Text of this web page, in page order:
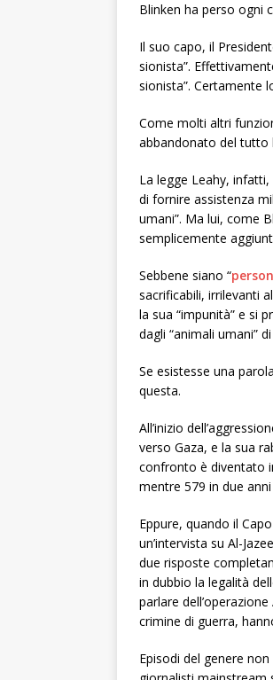
Blinken ha perso ogni
Il suo capo, il
sionista”.
sionista”. Certamente
Come molti altri
abbandonato del tutto
La legge Leahy,
di fornire assistenza
umani”. Ma lui, come
semplicemente
Sebbene siano “
sacrificabili, irrilevanti
la sua “impunità” e si
dagli “animali umani”
Se esistesse una
questa.
All’inizio
verso Gaza, e la sua
confronto è diventato
mentre 579 in due
Eppure, quando il
un’intervista su Al-
due risposte
in dubbio la legalità
parlare
crimine di guerra,
Episodi del genere